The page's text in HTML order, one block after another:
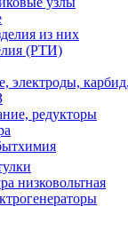
из них
(РТИ)
электроды,
редукторы
низковольтная